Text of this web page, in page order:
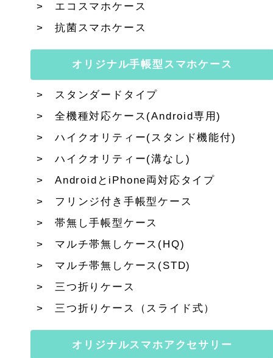
エコスマホケース
抗菌スマホケース
オリジナル手帳型スマホケース
スタンダードタイプ
全機種対応ケース(Android専用)
ハイクオリティー(スタンド機能付)
ハイクオリティー(溝なし)
AndroidとiPhone両対応タイプ
フリンジ付き手帳型ケース
帯無し手帳型ケース
マルチ帯無しケース(HQ)
マルチ帯無しケース(STD)
三つ折りケース
三つ折りケース（スライド式）
オリジナルスマホアクセサリー